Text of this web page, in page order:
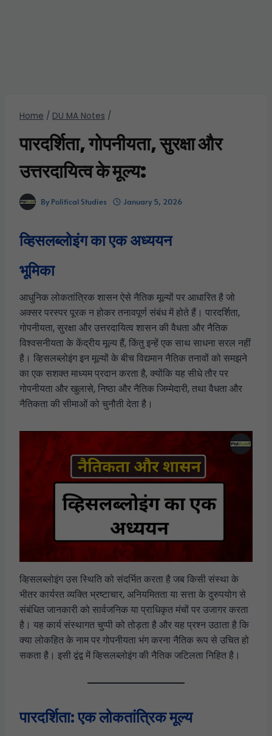
Home / DU MA Notes /
पारदर्शिता, गोपनीयता, सुरक्षा और
उत्तरदायित्व के मूल्य:
By Political Studies January 5, 2026
व्हिसलब्लोइंग का एक अध्ययन
भूमिका
आधुनिक लोकतांत्रिक शासन ऐसे नैतिक मूल्यों पर आधारित है जो
अक्सर परस्पर पूरक न होकर तनावपूर्ण संबंध में होते हैं। पारदर्शिता,
गोपनीयता, सुरक्षा और उत्तरदायित्व शासन की वैधता और नैतिक
विश्वसनीयता के केंद्रीय मूल्य हैं, किंतु इन्हें एक साथ साधना सरल नहीं
है। व्हिसलब्लोइंग इन मूल्यों के बीच विद्यमान नैतिक तनावों को समझने
का एक सशक्त माध्यम प्रदान करता है, क्योंकि यह सीधे तौर पर
गोपनीयता और खुलासे, निष्ठा और नैतिक जिम्मेदारी, तथा वैधता और
नैतिकता की सीमाओं को चुनौती देता है।
व्हिसलब्लोइंग उस स्थिति को संदर्भित करता है जब किसी संस्था के
भीतर कार्यरत व्यक्ति भ्रष्टाचार, अनियमितता या सत्ता के दुरुपयोग से
संबंधित जानकारी को सार्वजनिक या प्राधिकृत मंचों पर उजागर करता
है। यह कार्य संस्थागत चुप्पी को तोड़ता है और यह प्रश्न उठाता है कि
क्या लोकहित के नाम पर गोपनीयता भंग करना नैतिक रूप से उचित हो
सकता है। इसी द्वंद्व में व्हिसलब्लोइंग की नैतिक जटिलता निहित है।
पारदर्शिता: एक लोकतांत्रिक मूल्य